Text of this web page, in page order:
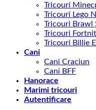
Tricouri
Tricouri Lego
Tricouri Brawl
Tricouri
Tricouri Billie
Cani
Cani Craciun
Cani BFF
Hanorace
Marimi tricouri
Autentificare